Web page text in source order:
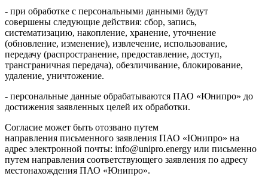
- при обработке с персональными данными будут
совершены следующие действия: сбор, запись,
систематизацию, накопление, хранение, уточнение
(обновление, изменение), извлечение, использование,
передачу (распространение, предоставление, доступ,
трансграничная передача), обезличивание, блокирование,
удаление, уничтожение.
- персональные данные обрабатываются ПАО «Юнипро» до
достижения заявленных целей их обработки.
Согласие может быть отозвано путем
направления письменного заявления ПАО «Юнипро» на
адрес электронной почты: info@unipro.energy или письменно
путем направления соответствующего заявления по адресу
местонахождения ПАО «Юнипро».